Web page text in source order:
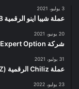
3 يوليو، 2021
عملة شيبا اينو الرقمية SHIB: مشروعها ومميزاتها ومستقبلها
20 يونيو، 2021
شركة Expert Option اكسبرت أوبشن: تقييمها ومصداقيتها
31 يوليو، 2021
عملة Chiliz الرقمية (CHZ): مميزاتها وتوقعاتها ومستقبلها
23 يوليو، 2022